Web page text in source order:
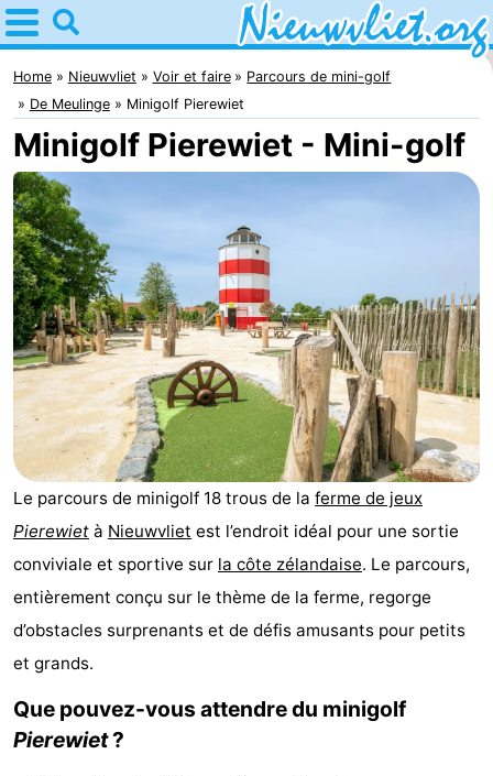
Home
Nieuwvliet
Astuces
Avec
les
enfants
Passer
la
nuit
Appartements
Campings
Chaumières
-
Bad
Meersee
-
Beach
Resort
Nieuwvliet-
Bad
-
De
Meulinge
-
EuroParcs
Cadzand
-
Hoogduin
-
Noordzee
-
Home Nieuwvliet Voir et faire
Parcours de mini-golf
De Meulinge
Minigolf Pierewiet
Minigolf Pierewiet - Mini-golf
Le parcours de minigolf 18 trous de la ferme de jeux
Pierewiet à Nieuwvliet est l’endroit idéal pour une sortie
conviviale et sportive sur la côte zélandaise. Le parcours,
entièrement conçu sur le thème de la ferme, regorge
d’obstacles surprenants et de défis amusants pour petits
et grands.
Que pouvez-vous attendre du minigolf
Pierewiet?